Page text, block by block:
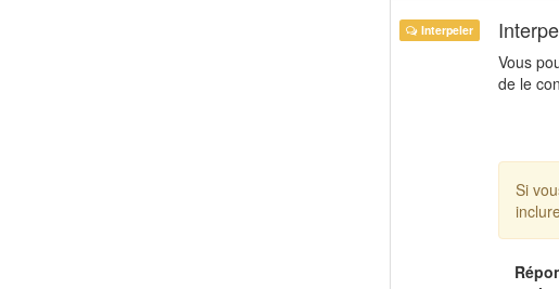
Interpeler
Vous
de le
Si